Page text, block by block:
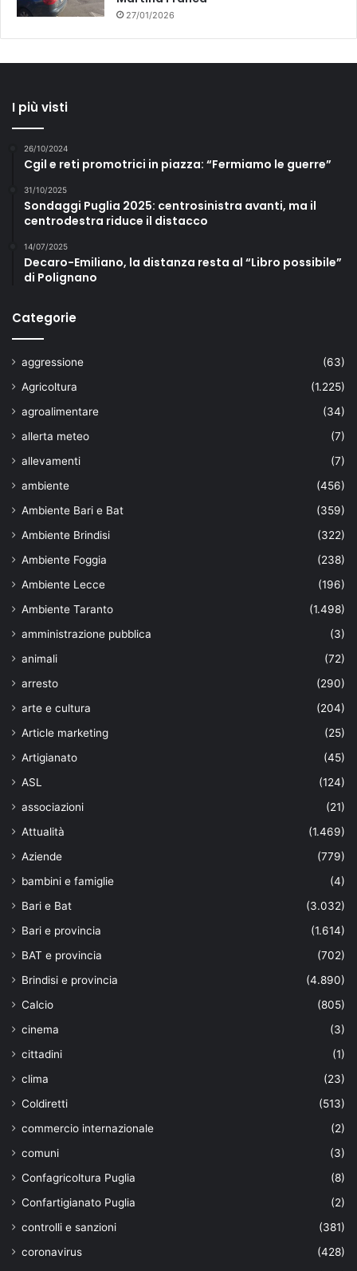
27/01/2026
I più visti
26/10/2024
Cgil e reti promotrici in piazza: “Fermiamo le guerre”
31/10/2025
Sondaggi Puglia 2025: centrosinistra avanti, ma il
centrodestra riduce il distacco
14/07/2025
Decaro-Emiliano, la distanza resta al “Libro possibile”
di Polignano
Categorie
aggressione
(63)
Agricoltura
(1.225)
agroalimentare
(34)
allerta meteo
(7)
allevamenti
(7)
ambiente
(456)
Ambiente Bari e Bat
(359)
Ambiente Brindisi
(322)
Ambiente Foggia
(238)
Ambiente Lecce
(196)
Ambiente Taranto
(1.498)
amministrazione pubblica
(3)
animali
(72)
arresto
(290)
arte e cultura
(204)
Article marketing
(25)
Artigianato
(45)
ASL
(124)
associazioni
(21)
Attualità
(1.469)
Aziende
(779)
bambini e famiglie
(4)
Bari e Bat
(3.032)
Bari e provincia
(1.614)
BAT e provincia
(702)
Brindisi e provincia
(4.890)
Calcio
(805)
cinema
(3)
cittadini
(1)
clima
(23)
Coldiretti
(513)
commercio internazionale
(2)
comuni
(3)
Confagricoltura Puglia
(8)
Confartigianato Puglia
(2)
controlli e sanzioni
(381)
coronavirus
(428)